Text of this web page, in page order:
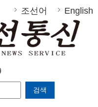
조선어 English
검색